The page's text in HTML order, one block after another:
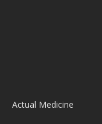
Actual Medicine